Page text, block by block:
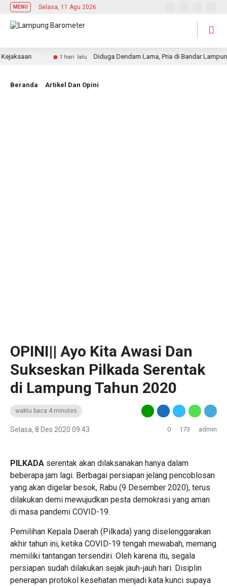
MENU Selasa, 11 Agu 2026
1 hari lalu Diduga Dendam Lama, Pria di Bandar Lampung
Beranda Artikel Dan Opini
OPINI|| Ayo Kita Awasi Dan
Sukseskan Pilkada Serentak
di Lampung Tahun 2020
waktu baca 4 minutes
Selasa, 8 Des 2020 09:43 0 173 admin
PILKADA serentak akan dilaksanakan hanya dalam
beberapa jam lagi. Berbagai persiapan jelang pencoblosan
yang akan digelar besok, Rabu (9 Desember 2020), terus
dilakukan demi mewujudkan pesta demokrasi yang aman
di masa pandemi COVID-19.
Pemilihan Kepala Daerah (Pilkada) yang diselenggarakan
akhir tahun ini, ketika COVID-19 tengah mewabah, memang
memiliki tantangan tersendiri. Oleh karena itu, segala
persiapan sudah dilakukan sejak jauh-jauh hari. Disiplin
penerapan protokol kesehatan menjadi kata kunci supaya